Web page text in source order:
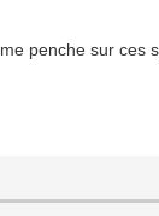
penche sur ces